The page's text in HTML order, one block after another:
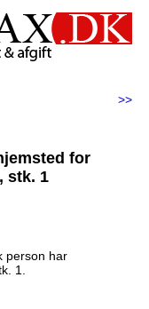
>>
for
stk. 1
person har
1.